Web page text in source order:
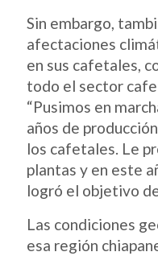
Sin embargo,
afectaciones
en sus cafetales,
todo el sector
“Pusimos en
años de
los cafetales. Le
plantas y en este
logró el objetivo
Las condiciones
esa región